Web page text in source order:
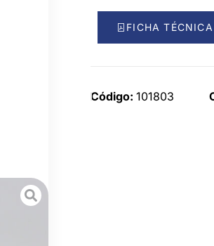
FICHA TÉCNICA
Código: 101803